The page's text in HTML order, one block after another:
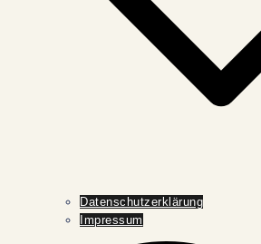
Datenschutzerklärung
Impressum